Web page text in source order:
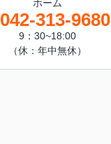
ホーム
042-313-9680
9：30~18:00
（休：年中無休）